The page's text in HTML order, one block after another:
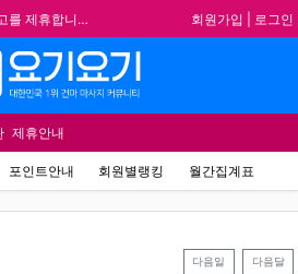
합법적이고 건전한 업체와 광고를 제휴합니다.
★
★
탈퇴 됩니다.
회원가입 로그인
제휴안내
포인트안내 회원별랭킹 월간집계표
다음일 다음달